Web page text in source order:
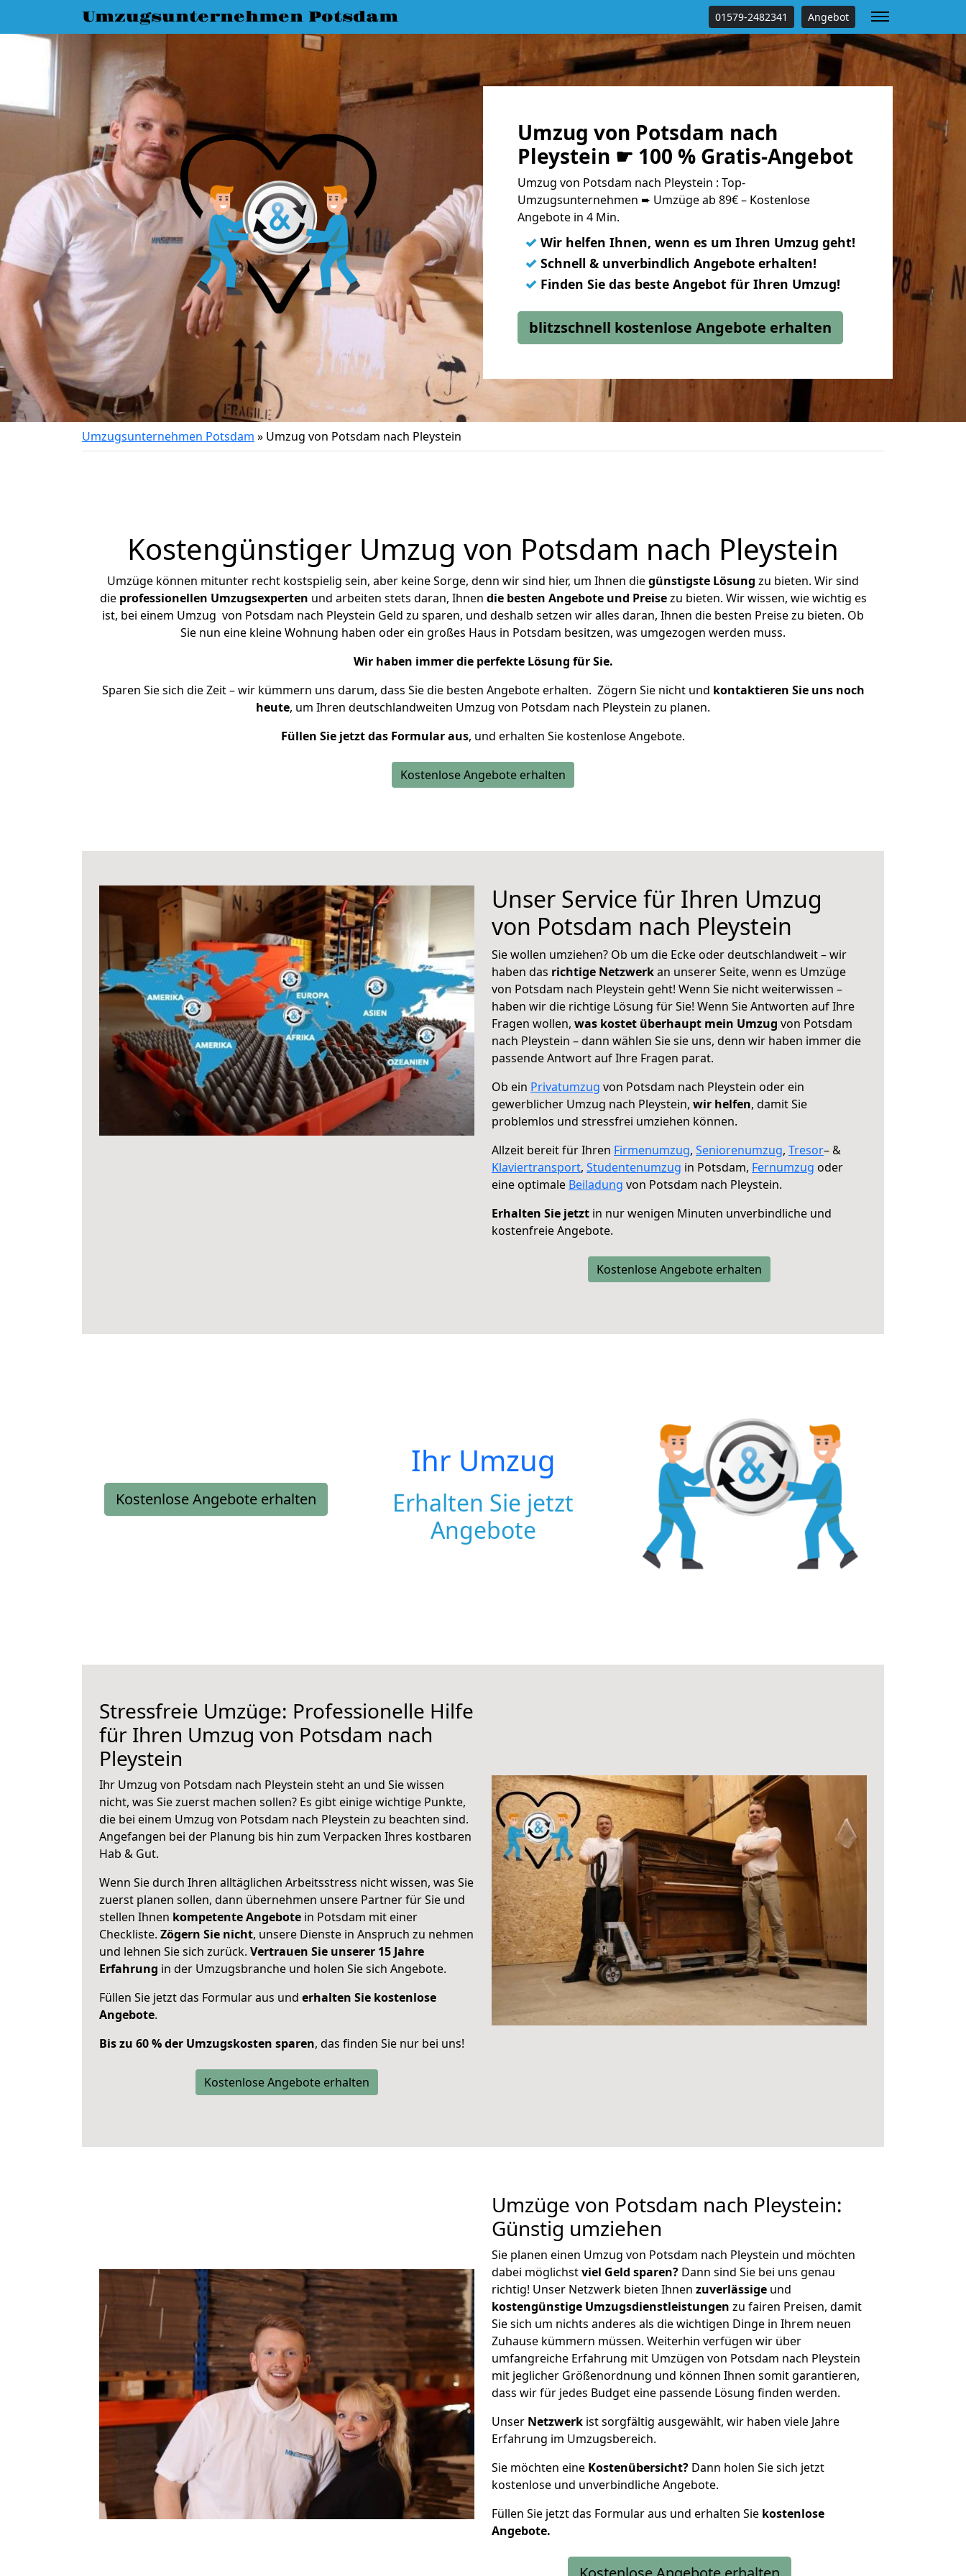
Umzugsunternehmen Potsdam 01579-2482341 Angebot
Umzug von Potsdam nach
Pleystein ☛ 100 % Gratis-Angebot
Umzug von Potsdam nach Pleystein : Top-
Umzugsunternehmen ➨ Umzüge ab 89€ – Kostenlose
Angebote in 4 Min.
✓ Wir helfen Ihnen, wenn es um Ihren Umzug geht!
✓ Schnell & unverbindlich Angebote erhalten!
✓ Finden Sie das beste Angebot für Ihren Umzug!
blitzschnell kostenlose Angebote erhalten
Umzugsunternehmen Potsdam » Umzug von Potsdam nach Pleystein
Kostengünstiger Umzug von Potsdam nach Pleystein
Umzüge können mitunter recht kostspielig sein, aber keine Sorge, denn wir sind hier, um Ihnen diegünstigste Lösung zu bieten. Wir sind
die professionellen Umzugsexperten und arbeiten stets daran, Ihnen die besten Angebote und Preisezu bieten. Wir wissen, wie wichtig es
ist, bei einem Umzug von Potsdam nach Pleystein Geld zu sparen, und deshalb setzen wir alles daran, Ihnen die besten Preise zu bieten. Ob
Sie nun eine kleine Wohnung haben oder ein großes Haus in Potsdam besitzen, was umgezogen werden muss.
Wir haben immer die perfekte Lösung für Sie.
Sparen Sie sich die Zeit – wir kümmern uns darum, dass Sie die besten Angebote erhalten. Zögern Sie nicht und kontaktieren Sie uns noch
heute, um Ihren deutschlandweiten Umzug von Potsdam nach Pleystein zu planen.
Füllen Sie jetzt das Formular aus, und erhalten Sie kostenlose Angebote.
Kostenlose Angebote erhalten
Unser Service für Ihren Umzug
von Potsdam nach Pleystein
Sie wollen umziehen? Ob um die Ecke oder deutschlandweit – wir
haben das richtige Netzwerkan unserer Seite, wenn es Umzüge
von Potsdam nach Pleystein geht! Wenn Sie nicht weiterwissen –
haben wir die richtige Lösung für Sie! Wenn Sie Antworten auf Ihre
Fragen wollen, was kostet überhaupt mein Umzug von Potsdam
nach Pleystein – dann wählen Sie sie uns, denn wir haben immer die
passende Antwort auf Ihre Fragen parat.
Ob ein Privatumzug von Potsdam nach Pleystein oder ein
gewerblicher Umzug nach Pleystein, wir helfen, damit Sie
problemlos und stressfrei umziehen können.
Allzeit bereit für Ihren Firmenumzug, Seniorenumzug, Tresor– &
Klaviertransport, Studentenumzug in Potsdam, Fernumzug oder
eine optimale Beiladung von Potsdam nach Pleystein.
Erhalten Sie jetzt in nur wenigen Minuten unverbindliche und
kostenfreie Angebote.
Kostenlose Angebote erhalten
Kostenlose Angebote erhalten
Ihr Umzug
Erhalten Sie jetzt
Angebote
Stressfreie Umzüge: Professionelle Hilfe
für Ihren Umzug von Potsdam nach
Pleystein
Ihr Umzug von Potsdam nach Pleystein steht an und Sie wissen
nicht, was Sie zuerst machen sollen? Es gibt einige wichtige Punkte,
die bei einem Umzug von Potsdam nach Pleystein zu beachten sind.
Angefangen bei der Planung bis hin zum Verpacken Ihres kostbaren
Hab & Gut.
Wenn Sie durch Ihren alltäglichen Arbeitsstress nicht wissen, was Sie
zuerst planen sollen, dann übernehmen unsere Partner für Sie und
stellen Ihnen kompetente Angebote in Potsdam mit einer
Checkliste. Zögern Sie nicht, unsere Dienste in Anspruch zu nehmen
und lehnen Sie sich zurück. Vertrauen Sie unserer 15 Jahre
Erfahrung in der Umzugsbranche und holen Sie sich Angebote.
Füllen Sie jetzt das Formular aus und erhalten Sie kostenlose
Angebote.
Bis zu 60 % der Umzugskosten sparen, das finden Sie nur bei uns!
Kostenlose Angebote erhalten
Umzüge von Potsdam nach Pleystein:
Günstig umziehen
Sie planen einen Umzug von Potsdam nach Pleystein und möchten
dabei möglichstviel Geld sparen? Dann sind Sie bei uns genau
richtig! Unser Netzwerk bieten Ihnen zuverlässige und
kostengünstige Umzugsdienstleistungen zu fairen Preisen, damit
Sie sich um nichts anderes als die wichtigen Dinge in Ihrem neuen
Zuhause kümmern müssen. Weiterhin verfügen wir über
umfangreiche Erfahrung mit Umzügen von Potsdam nach Pleystein
mit jeglicher Größenordnung und können Ihnen somit garantieren,
dass wir für jedes Budget eine passende Lösung finden werden.
Unser Netzwerk ist sorgfältig ausgewählt, wir haben viele Jahre
Erfahrung im Umzugsbereich.
Sie möchten eine Kostenübersicht? Dann holen Sie sich jetzt
kostenlose und unverbindliche Angebote.
Füllen Sie jetzt das Formular aus und erhalten Sie kostenlose
Angebote.